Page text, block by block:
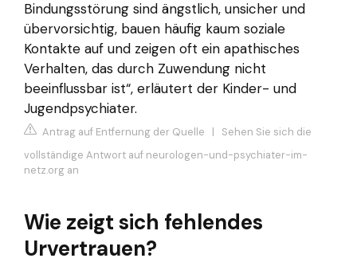
Bindungsstörung sind ängstlich, unsicher und
übervorsichtig, bauen häufig kaum soziale
Kontakte auf und zeigen oft ein apathisches
Verhalten, das durch Zuwendung nicht
beeinflussbar ist“, erläutert der Kinder- und
Jugendpsychiater.
Antrag auf Entfernung der Quelle | Sehen Sie sich die
vollständige Antwort auf neurologen-und-psychiater-im-
netz.org an
Wie zeigt sich fehlendes
Urvertrauen?